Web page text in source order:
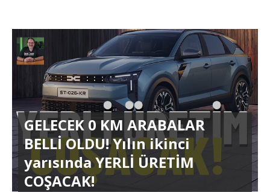
GELECEK 0 KM ARABALAR
BELLİ OLDU! Yılın ikinci
yarısında YERLİ ÜRETİM
COŞACAK!